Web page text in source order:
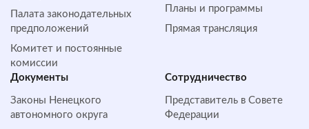
Палата законодательных
предположений
Комитет и постоянные
комиссии
Планы и программы
Прямая трансляция
Документы
Законы Ненецкого
автономного округа
Сотрудничество
Представитель в Совете
Федерации